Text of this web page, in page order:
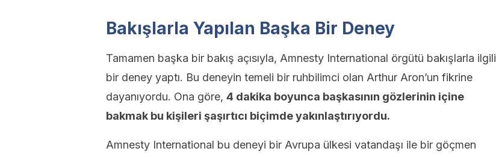
Bakışlarla Yapılan Başka Bir Deney
Tamamen başka bir bakış açısıyla, Amnesty International örgütü bakışlarla ilgili
bir deney yaptı. Bu deneyin temeli bir ruhbilimci olan Arthur Aron’un fikrine
dayanıyordu. Ona göre, 4 dakika boyunca başkasının gözlerinin içine
bakmak bu kişileri şaşırtıcı biçimde yakınlaştırıyordu.
Amnesty International bu deneyi bir Avrupa ülkesi vatandaşı ile bir göçmen